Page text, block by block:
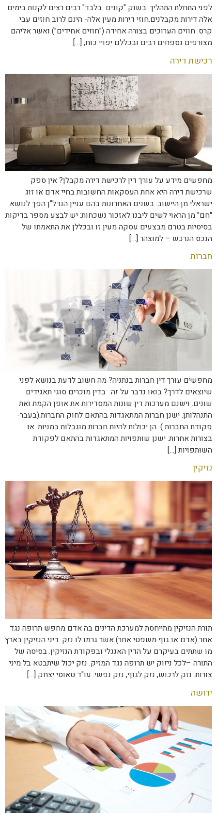
לפני התחלת התהליך. בשוק "קונים בלבד" רבים רצים לקנות בימים
אלה דירות מקבלנים.חוזי דירות מעין אלה- הינם לרוב חוזים עבי
קרס. חוזים הערוכים בצורה אחידה ("חוזים אחידים") ואשר אליהם
מצורפים נספחים רבים ובכללם יפויי כוח, […]
רכישת דירה
מחפשים מידע על עורך דין לרכישת דירה מקבלן? אין ספק
שרכישת דירה היא אחת העסקאות החשובות בחיי אדם או זוג
ישראלי מן היישוב. בשנים האחרונות בהם עניין הנדל"ן הפך לנושא
"חם" מן הראוי לשים ליבנו לאזכור נשכחות: יש לבצע מספר בדיקות
בסיסיות בטרם מבצעים עסקה מעין זו ובכללן את התאמתו של
הנכס הנרכש – למוצהר […]
חברות
מחפשים עורך דין חברות בנתניה? מה חשוב לדעת בנושא לפני
שיוצאים לדרך? בואו נדבר על זה. בדין מוכרים סוגי תאגידים
שונים. וישנם מערכות דין שונות המסדירות את אופן הקמת ואת
התנהלותן. ישנן חברות המתאגדות בהתאם לחוק החברות.(בעבר-
פקודת החברות ) הן יכולות להיות חברות מוגבלות במניות. או
בצורות אחרות. ישנן שותפויות המתאגדות בהתאם לפקודת
השותפויות […]
נזיקין
תורת הנזיקין מתייחסת למערכת הדינים בה אדם מחפש תרופה נגד
אחר (אדם או גוף משפטי אחר) אשר גרמו לו נזק. דיני הנזיקין בארץ
מו שתתים בעיקרם על הדין האנגלי ובפקודת הנזיקין. בסיסה של
התורה –לכל ניזוק יש תרופה נגד המזיק. נזק יכול שיתבטא בל מיני
צורות. נזק לרכוש, נזק לגוף, נזק נפשי. עו"ד טאוסי יצחק […]
ירושה